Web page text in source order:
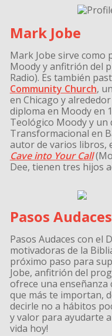
Mark Jobe
Mark Jobe sirve como
Moody y anfitrión del
Radio). Es también
Community Church,
en Chicago y
diploma en Moody en
Teológico Moody y
Transformacional en
autor de varios libros,
Cave into Your Call
Dee, tienen tres hijos
Pasos Audaces
Pasos Audaces con el
motivadoras de la
próximo paso para
Jobe, anfitrión del
ofrece una enseñanza
que más te importan,
decirle no a hábitos
y valor para ayudarte
vida hoy!